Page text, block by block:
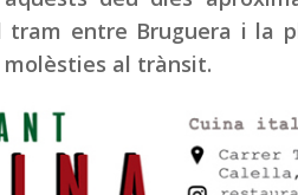
entre Bruguera i la
al trànsit.